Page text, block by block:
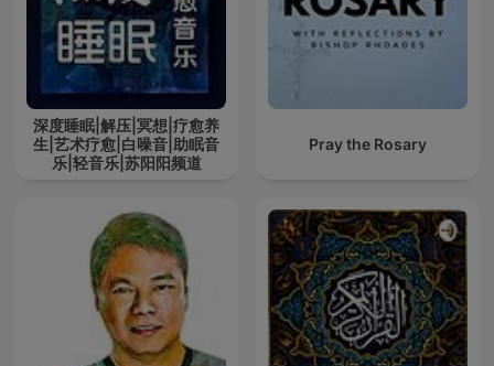
深度睡眠|解压|冥想|疗愈养
生|艺术疗愈|白噪音|助眠音
乐|轻音乐|苏阳阳频道
Pray the Rosary